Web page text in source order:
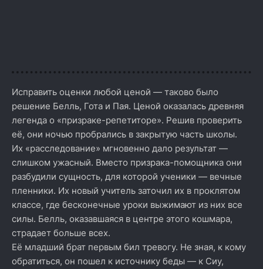
Исправить оценки любой ценой — таково было
решение Белль, Гота и Пая. Ценой оказалась древняя
легенда о «призраке-репетиторе». Решив проверить
её, они ночью пробрались в закрытую часть школы.
Их «расследование» мгновенно дало результат —
слишком ужасный. Вместо призрака-помощника они
разбудили сущность, для которой ученики — вечные
пленники. Их новый учитель заточил их в проклятом
классе, где бесконечные уроки выжимают из них все
силы. Белль, оказавшаяся в центре этого кошмара,
страдает больше всех.
Её младший брат первым бил тревогу. Не зная, к кому
обратиться, он пошел к источнику беды — к Сиу,